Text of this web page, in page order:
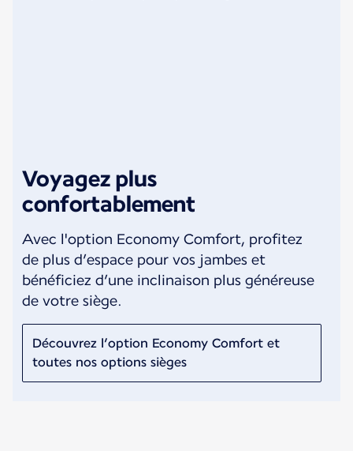
Voyagez plus
confortablement
Avec l'option Economy Comfort, profitez
de plus d’espace pour vos jambes et
bénéficiez d’une inclinaison plus généreuse
de votre siège.
Découvrez l’option Economy Comfort et
toutes nos options sièges